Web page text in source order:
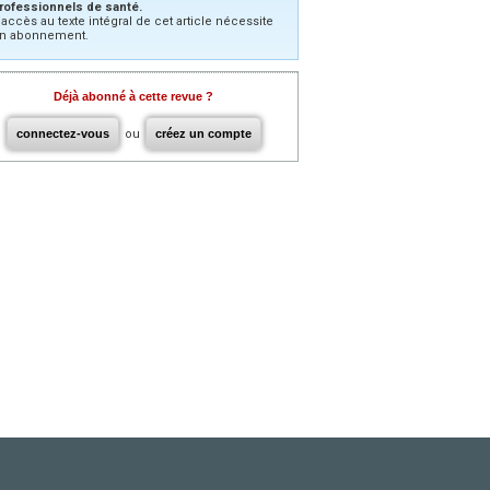
de santé.
au texte intégral de cet article nécessite
abonnement.
Déjà abonné à cette revue ?
connectez-vous ou créez un compte